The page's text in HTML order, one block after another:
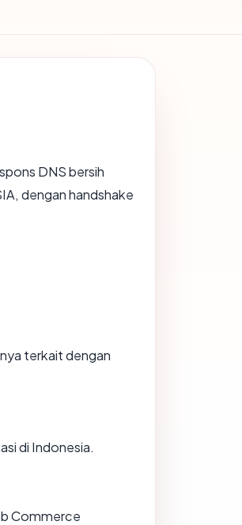
DNS bersih
dengan handshake
terkait dengan
di Indonesia.
Commerce